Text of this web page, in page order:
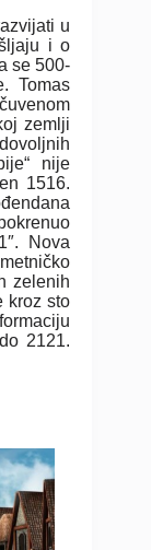
u
i o
se 500-
Tomas
zemlji
nije
1516.
Nova
zelenih
kroz sto
2121.